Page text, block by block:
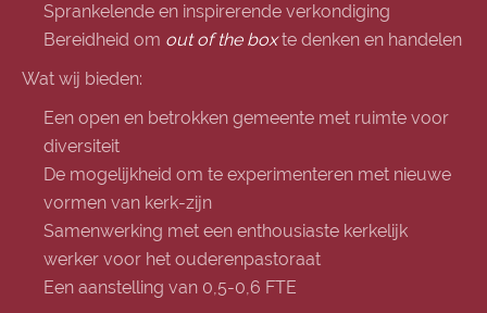
Sprankelende en inspirerende verkondiging
Bereidheid om out of the boxte denken en handelen
Wat wij bieden:
Een open en betrokken gemeente met ruimte voor
diversiteit
De mogelijkheid om te experimenteren met nieuwe
vormen van kerk-zijn
Samenwerking met een enthousiaste kerkelijk
werker voor het ouderenpastoraat
Een aanstelling van 0,5-0,6 FTE